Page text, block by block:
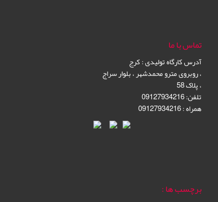
تماس با ما
آدرس کارگاه تولیدی:کرج
،روبروی مترو محمدشهر،بلوار سراج
،پلاک 58
تلفن: 09127934216
همراه : 09127934216
برچسب ها :